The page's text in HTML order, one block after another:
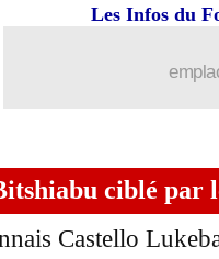
Les Infos du
ciblé par
Castello
Skriniar officialisé
prêté à Leipzig
de Getafe